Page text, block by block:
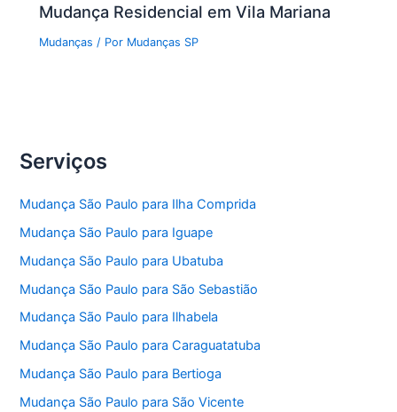
Mudança Residencial em Vila Mariana
Mudanças / Por Mudanças SP
Serviços
Mudança São Paulo para Ilha Comprida
Mudança São Paulo para Iguape
Mudança São Paulo para Ubatuba
Mudança São Paulo para São Sebastião
Mudança São Paulo para Ilhabela
Mudança São Paulo para Caraguatatuba
Mudança São Paulo para Bertioga
Mudança São Paulo para São Vicente